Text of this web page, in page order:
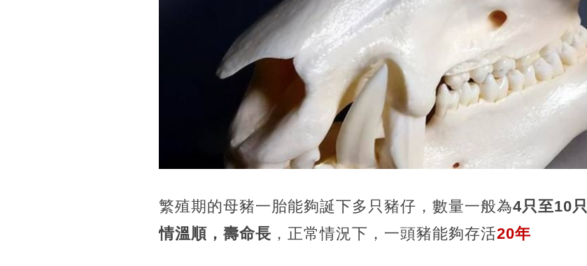
繁殖期的母豬一胎能夠誕下多只豬仔，數量一般為4只至10只
情溫順，壽命長 ，正常情況下，一頭豬能夠存活20年